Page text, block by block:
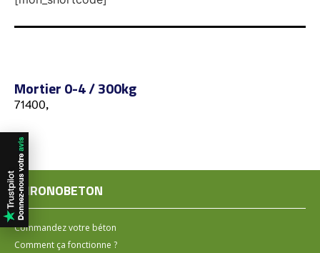
Mortier 0-4 / 300kg
71400,
CHRONOBETON
Commandez votre béton
Comment ça fonctionne ?